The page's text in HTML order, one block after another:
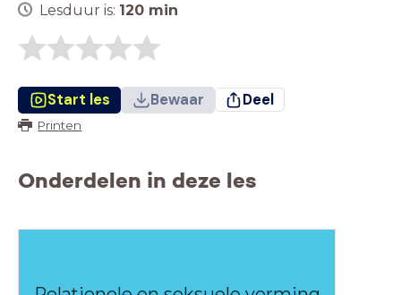
Lesduur is: 120 min
Start les Bewaar Deel
Printen
Onderdelen in deze les